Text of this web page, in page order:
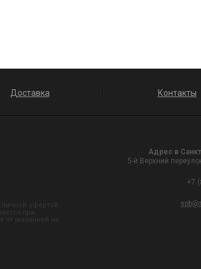
Доставка Контакты
офертой.
при
от указанной на
Адрес в
5-й Верхний
+7